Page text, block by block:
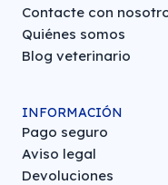
Contacte con
Quiénes somos
Blog veterinario
INFORMACIÓN
Pago seguro
Aviso legal
Devoluciones